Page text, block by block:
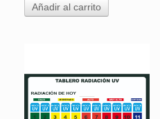
Añadir al carrito